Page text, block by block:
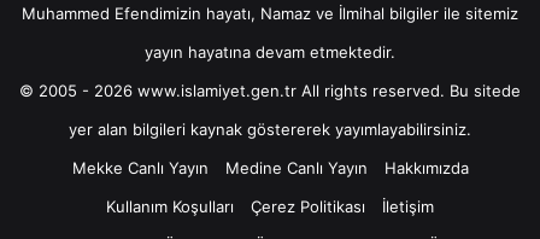
Muhammed Efendimizin hayatı, Namaz ve İlmihal bilgiler ile sitemiz
yayın hayatına devam etmektedir.
© 2005 - 2026 www.islamiyet.gen.tr All rights reserved. Bu sitede
yer alan bilgileri kaynak göstererek yayımlayabilirsiniz.
Mekke Canlı Yayın
Medine Canlı Yayın
Hakkımızda
Kullanım Koşulları
Çerez Politikası
İletişim